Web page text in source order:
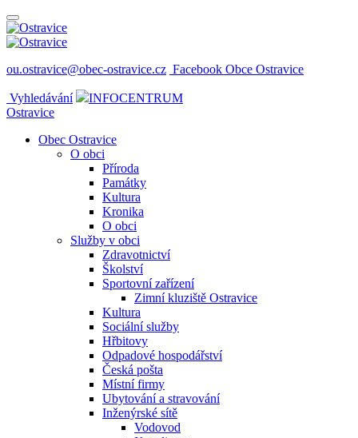
ou.ostravice@obec-ostravice.cz Facebook Obce Ostravice
Vyhledávání
INFOCENTRUM
Ostravice
Obec Ostravice
O obci
Příroda
Památky
Kultura
Kronika
O obci
Služby v obci
Zdravotnictví
Školství
Sportovní zařízení
Zimní kluziště Ostravice
Kultura
Sociální služby
Hřbitovy
Odpadové hospodářství
Česká pošta
Místní firmy
Ubytování a stravování
Inženýrské sítě
Vodovod